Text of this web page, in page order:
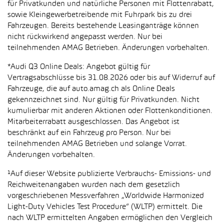
für Privatkunden und natürliche Personen mit Flottenrabatt,
sowie Kleingewerbetreibende mit Fuhrpark bis zu drei
Fahrzeugen. Bereits bestehende Leasinganträge können
nicht rückwirkend angepasst werden. Nur bei
teilnehmenden AMAG Betrieben. Änderungen vorbehalten.
*Audi Q3 Online Deals: Angebot gültig für
Vertragsabschlüsse bis 31.08.2026 oder bis auf Widerruf auf
Fahrzeuge, die auf auto.amag.ch als Online Deals
gekennzeichnet sind. Nur gültig für Privatkunden. Nicht
kumulierbar mit anderen Aktionen oder Flottenkonditionen.
Mitarbeiterrabatt ausgeschlossen. Das Angebot ist
beschränkt auf ein Fahrzeug pro Person. Nur bei
teilnehmenden AMAG Betrieben und solange Vorrat.
Änderungen vorbehalten.
¹Auf dieser Website publizierte Verbrauchs- Emissions- und
Reichweitenangaben wurden nach dem gesetzlich
vorgeschriebenen Messverfahren „Worldwide Harmonized
Light-Duty Vehicles Test Procedure“ (WLTP) ermittelt. Die
nach WLTP ermittelten Angaben ermöglichen den Vergleich